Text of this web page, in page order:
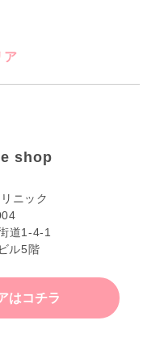
ア
shop
ニック
道1-4-1
ル5階
はコチラ